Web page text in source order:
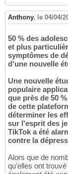
Anthony, le 04/04/
50 % des
et plus
symptômes de
d'une nouvelle
Une nouvelle
populaire
que près de 50
de cette
déterminer les
sur l'esprit des
TikTok a été
contre la
Alors que de
qu'elles ont